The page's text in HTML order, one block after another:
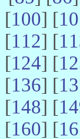
[100] [
[112] [
[124] [
[136] [
[148] [
[160] [